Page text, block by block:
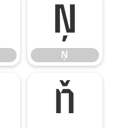
Ņ
Ņ
ň